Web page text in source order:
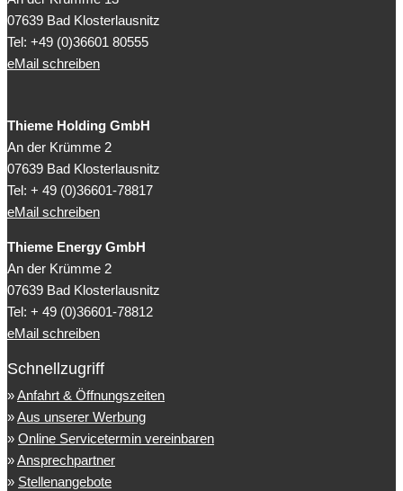
07639 Bad Klosterlausnitz
Tel: +49 (0)36601 80555
eMail schreiben
Thieme Holding GmbH
An der Krümme 2
07639 Bad Klosterlausnitz
Tel: + 49 (0)36601-78817
eMail schreiben
Thieme Energy GmbH
An der Krümme 2
07639 Bad Klosterlausnitz
Tel: + 49 (0)36601-78812
eMail schreiben
Schnellzugriff
»Anfahrt & Öffnungszeiten
»Aus unserer Werbung
» Online Servicetermin vereinbaren
»Ansprechpartner
» Stellenangebote